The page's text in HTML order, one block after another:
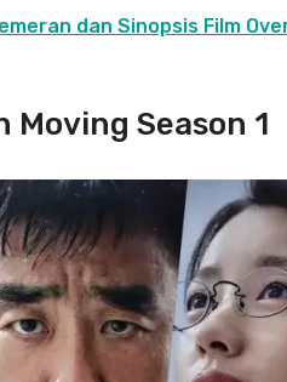
dan Sinopsis Film
Moving Season 1